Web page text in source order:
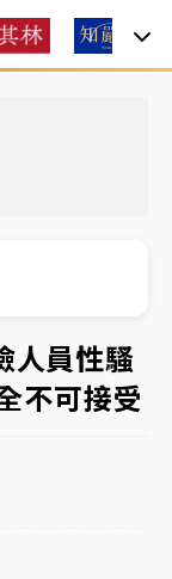
「關禁閉」天
元致歉：機會
大雨特報、各
人員性騷
不可接受